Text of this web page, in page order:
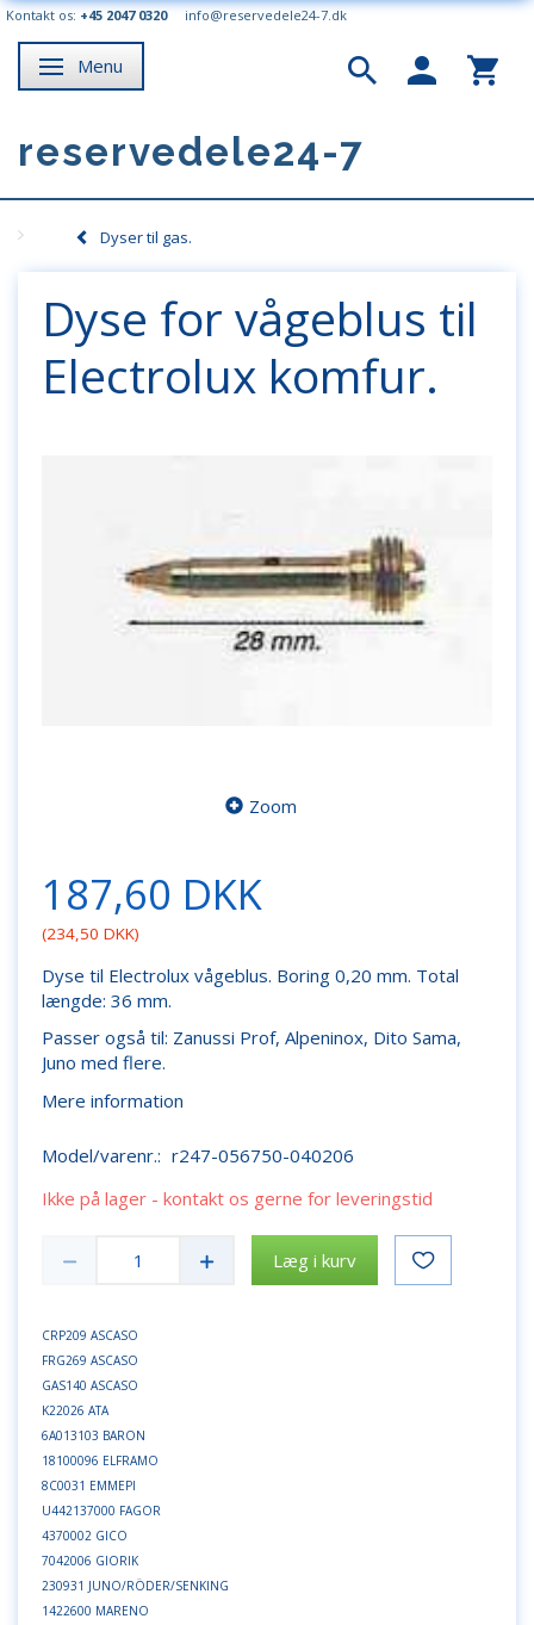
Kontakt os: +45 2047 0320 info@reservedele24-7.dk
Skifte navigation
Menu
reservedele24-7
Dyser til gas.
Dyse for vågeblus til
Electrolux komfur.
Zoom
187,60 DKK
(234,50 DKK)
Dyse til Electrolux vågeblus. Boring 0,20 mm. Total
længde: 36 mm.
Passer også til: Zanussi Prof, Alpeninox, Dito Sama,
Juno med flere.
Mere information
Model/varenr.: r247-056750-040206
Ikke på lager - kontakt os gerne for leveringstid
Læg i kurv
CRP209 ASCASO
FRG269 ASCASO
GAS140 ASCASO
K22026 ATA
6A013103 BARON
18100096 ELFRAMO
8C0031 EMMEPI
U442137000 FAGOR
4370002 GICO
7042006 GIORIK
230931 JUNO/RÖDER/SENKING
1422600 MARENO